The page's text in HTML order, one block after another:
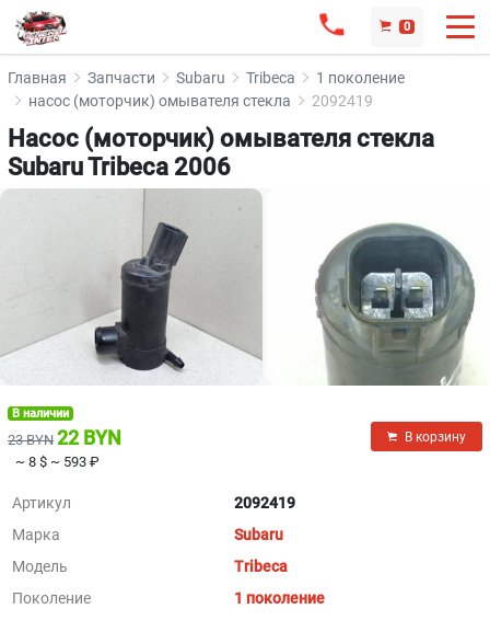
0
Главная Запчасти Subaru Tribeca
1 поколение
насос (моторчик) омывателя стекла
2092419
Насос (моторчик) омывателя стекла
Subaru Tribeca 2006
В наличии
23 BYN 22 BYN
~ 8 $ ~ 593 ₽
В корзину
Артикул
2092419
Марка
Subaru
Модель
Tribeca
Поколение
1 поколение